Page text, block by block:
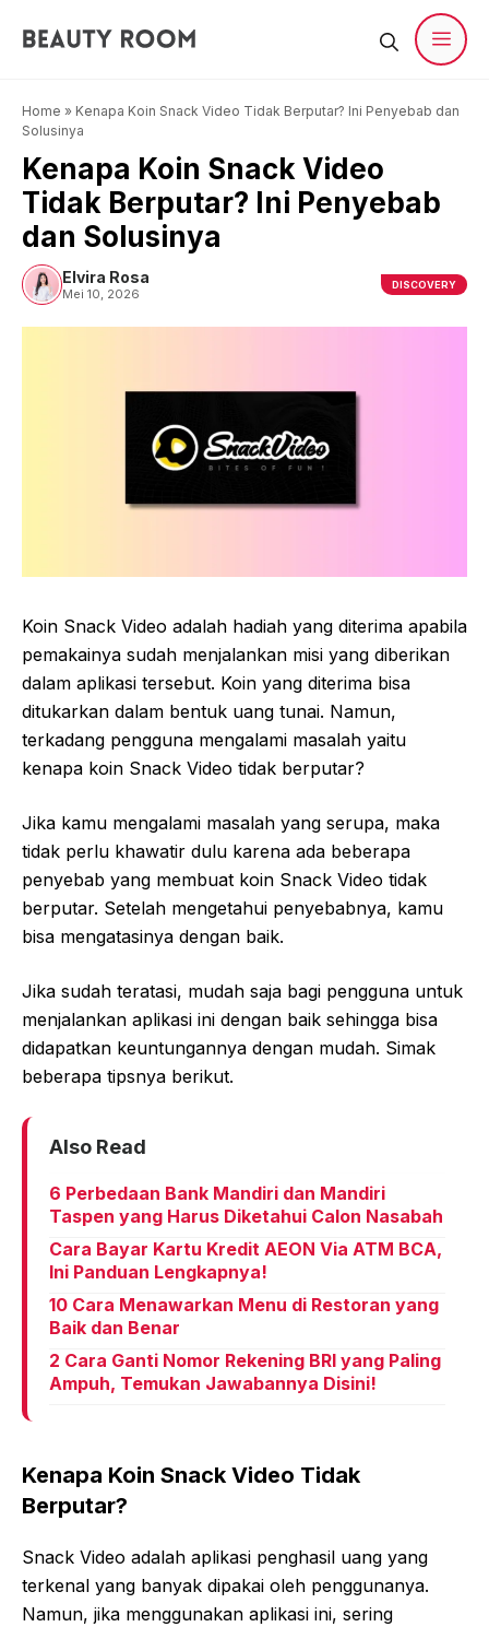
Home » Kenapa Koin Snack Video Tidak Berputar? Ini Penyebab dan
Solusinya
Kenapa Koin Snack Video
Tidak Berputar? Ini Penyebab
dan Solusinya
Elvira Rosa
Mei 10, 2026
DISCOVERY
Koin Snack Video adalah hadiah yang diterima apabila
pemakainya sudah menjalankan misi yang diberikan
dalam aplikasi tersebut. Koin yang diterima bisa
ditukarkan dalam bentuk uang tunai. Namun,
terkadang pengguna mengalami masalah yaitu
kenapa koin Snack Video tidak berputar?
Jika kamu mengalami masalah yang serupa, maka
tidak perlu khawatir dulu karena ada beberapa
penyebab yang membuat koin Snack Video tidak
berputar. Setelah mengetahui penyebabnya, kamu
bisa mengatasinya dengan baik.
Jika sudah teratasi, mudah saja bagi pengguna untuk
menjalankan aplikasi ini dengan baik sehingga bisa
didapatkan keuntungannya dengan mudah. Simak
beberapa tipsnya berikut.
Also Read
6 Perbedaan Bank Mandiri dan Mandiri
Taspen yang Harus Diketahui Calon Nasabah
Cara Bayar Kartu Kredit AEON Via ATM BCA,
Ini Panduan Lengkapnya!
10 Cara Menawarkan Menu di Restoran yang
Baik dan Benar
2 Cara Ganti Nomor Rekening BRI yang Paling
Ampuh, Temukan Jawabannya Disini!
Kenapa Koin Snack Video Tidak
Berputar?
Snack Video adalah aplikasi penghasil uang yang
terkenal yang banyak dipakai oleh penggunanya.
Namun, jika menggunakan aplikasi ini, sering